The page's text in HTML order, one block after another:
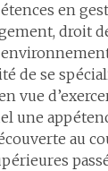
en
droit
de se
vue
une
au